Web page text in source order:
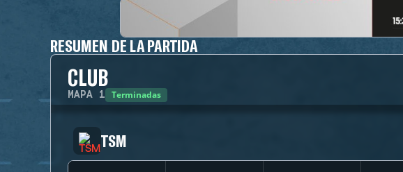
RESUMEN DE LA PARTIDA
CLUB
MAPA 1 Terminadas
TSM